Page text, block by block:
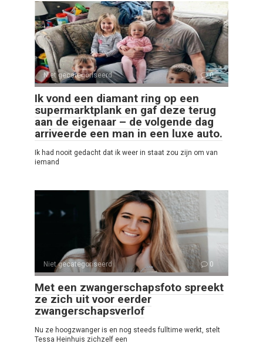
Niet gecategoriseerd 0
Ik vond een diamant ring op een
supermarktplank en gaf deze terug
aan de eigenaar – de volgende dag
arriveerde een man in een luxe auto.
Ik had nooit gedacht dat ik weer in staat zou zijn om van
iemand
Niet gecategoriseerd 0
Met een zwangerschapsfoto spreekt
ze zich uit voor eerder
zwangerschapsverlof
Nu ze hoogzwanger is en nog steeds fulltime werkt, stelt
Tessa Heinhuis zichzelf een